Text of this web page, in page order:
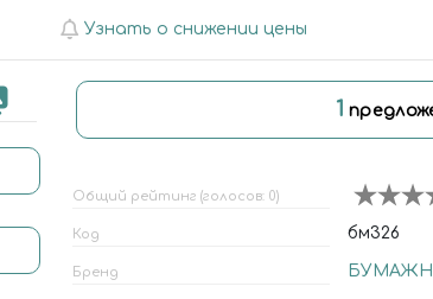
Узнать о снижении цены
1
Общий рейтинг (голосов: 0)
Код бм326
Бренд